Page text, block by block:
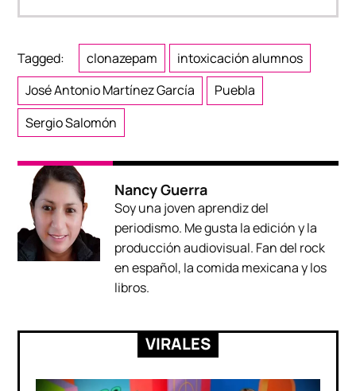
Tagged: clonazepam
intoxicación alumnos
José Antonio Martínez García
Puebla
Sergio Salomón
Nancy Guerra
Soy una joven aprendiz del
periodismo. Me gusta la edición y la
producción audiovisual. Fan del rock
en español, la comida mexicana y los
libros.
VIRALES